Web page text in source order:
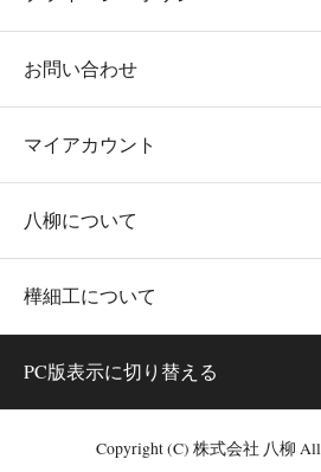
お問い合わせ
マイアカウント
八柳について
樺細工について
PC版表示に切り替える
Copyright (C) 株式会社 八柳 All